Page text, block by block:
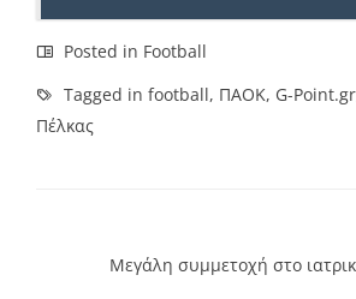
Posted in Football
Tagged in football, ΠΑΟΚ, G-Point.gr
Πέλκας
Μεγάλη συμμετοχή στο